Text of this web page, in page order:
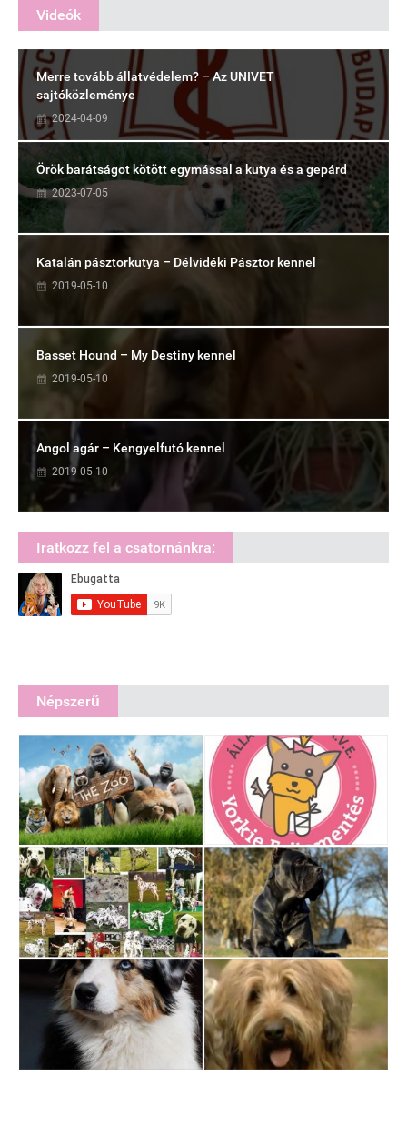
Videók
Merre tovább állatvédelem? – Az UNIVET
sajtóközleménye
2024-04-09
Örök barátságot kötött egymással a kutya és a gepárd
2023-07-05
Katalán pásztorkutya – Délvidéki Pásztor kennel
2019-05-10
Basset Hound – My Destiny kennel
2019-05-10
Angol agár – Kengyelfutó kennel
2019-05-10
Iratkozz fel a csatornánkra:
Népszerű